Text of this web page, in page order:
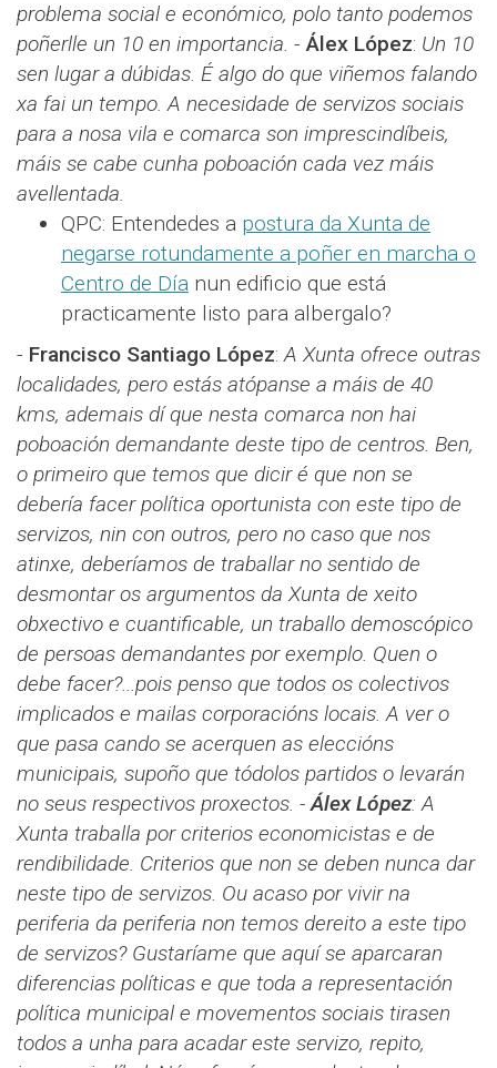
problema social e económico, polo tanto podemos
poñerlle un 10 en importancia. -Álex López​​: Un 10
sen lugar a dúbidas. É algo do que viñemos falando
xa fai un tempo. A necesidade de servizos sociais
para a nosa vila e comarca son imprescindíbeis,
máis se cabe cunha poboación cada vez máis
avellentada.
QPC: Entendedes a postura da Xunta de
negarse rotundamente a poñer en marcha o
Centro de Día nun edificio que está
practicamente listo para albergalo?
- Francisco Santiago López​​:A Xunta ofrece outras
localidades, pero estás atópanse a máis de 40
kms, ademais dí que nesta comarca non hai
poboación demandante deste tipo de centros. Ben,
o primeiro que temos que dicir é que non se
debería facer política oportunista con este tipo de
servizos, nin con outros, pero no caso que nos
atinxe, deberíamos de traballar no sentido de
desmontar os argumentos da Xunta de xeito
obxectivo e cuantificable, un traballo demoscópico
de persoas demandantes por exemplo. Quen o
debe facer?...pois penso que todos os colectivos
implicados e mailas corporacións locais. A ver o
que pasa cando se acerquen as eleccións
municipais, supoño que tódolos partidos o levarán
no seus respectivos proxectos. -Álex López​​:A
Xunta traballa por criterios economicistas e de
rendibilidade. Criterios que non se deben nunca dar
neste tipo de servizos. Ou acaso por vivir na
periferia da periferia non temos dereito a este tipo
de servizos? Gustaríame que aquí se aparcaran
diferencias políticas e que toda a representación
política municipal e movementos sociais tirasen
todos a unha para acadar este servizo, repito,